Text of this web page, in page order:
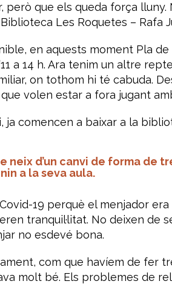
però que els queda força
Les Roquetes – Rafa
en aquests moment Pla
a 14 h. Ara tenim un altre
on tothom hi té cabuda.
volen estar a fora jugant
ja comencen a baixar a la
neix d’un canvi de forma de
a la seva aula.
19 perquè el menjador
tranquil·litat. No deixen
no esdevé bona.
com que havíem de fer
molt bé. Els problemes de